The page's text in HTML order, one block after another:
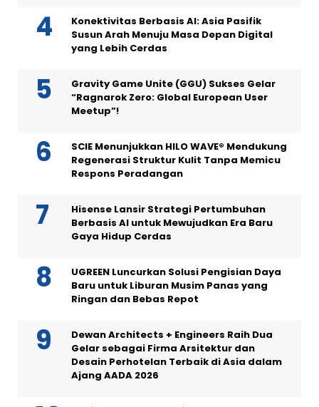
Konektivitas Berbasis AI: Asia Pasifik
Susun Arah Menuju Masa Depan Digital
yang Lebih Cerdas
Gravity Game Unite (GGU) Sukses Gelar
“Ragnarok Zero: Global European User
Meetup”!
SCIE Menunjukkan HILO WAVE® Mendukung
Regenerasi Struktur Kulit Tanpa Memicu
Respons Peradangan
Hisense Lansir Strategi Pertumbuhan
Berbasis AI untuk Mewujudkan Era Baru
Gaya Hidup Cerdas
UGREEN Luncurkan Solusi Pengisian Daya
Baru untuk Liburan Musim Panas yang
Ringan dan Bebas Repot
Dewan Architects + Engineers Raih Dua
Gelar sebagai Firma Arsitektur dan
Desain Perhotelan Terbaik di Asia dalam
Ajang AADA 2026